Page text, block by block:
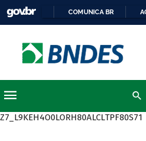
COMUNICA BR
Z7_L9KEH4O0LORH80ALCLTPF80S71